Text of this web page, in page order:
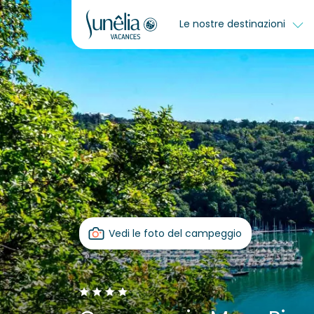
Le nostre destinazioni
Vedi le foto del campeggio